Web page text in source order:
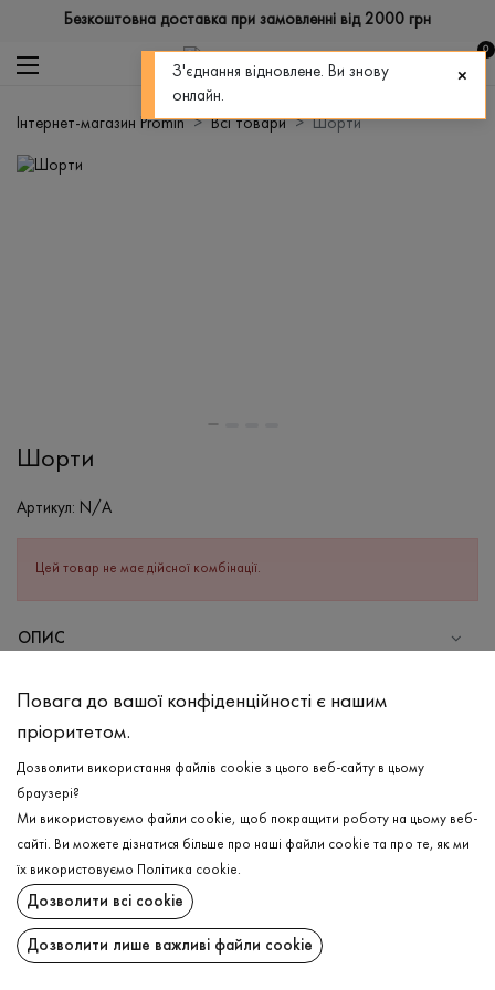
Безкоштовна доставка при замовленні від 2000 грн
0
Інтернет-магазин Promin Всі товари Шорти
Шорти
Артикул: N/A
Цей товар не має дійсної комбінації.
ОПИС
Бавовна - 95%, Еластан - 5%
Прання в холодній воді (до 30 ° C)
Відбілювання заборонено
Прасувати при низькій температурі
Не можна віджимати і сушити в пральній машині
ДОСТАВКА
ПОВЕРНЕННЯ
Повага до вашої конфіденційності є нашим
пріоритетом.
Дозволити використання файлів cookie з цього веб-сайту в цьому
браузері?
Ми використовуємо файли cookie, щоб покращити роботу на цьому веб-
сайті. Ви можете дізнатися більше про наші файли cookie та про те, як ми
їх використовуємо
Політика cookie.
Дозволити всі cookie
Дозволити лише важливі файли cookie
З'єднання відновлене. Ви знову
онлайн.